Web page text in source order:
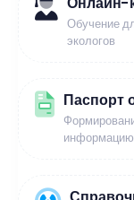
Обучение
экологов
Паспорт
информацию